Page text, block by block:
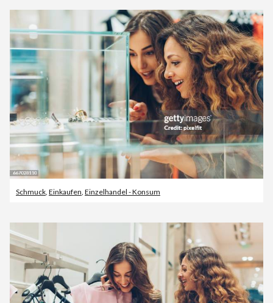
Schmuck, Einkaufen, Einzelhandel - Konsum